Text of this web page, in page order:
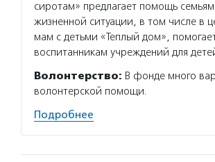
сиротам» предлагает помощь
жизненной ситуации, в том числе в
мам с детьми «Теплый дом»,
воспитанникам учреждений для
Волонтерство: В фонде много
волонтерской помощи.
Подробнее